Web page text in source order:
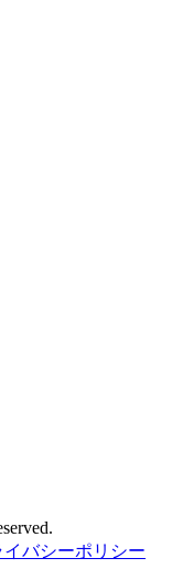
イバシーポリシー